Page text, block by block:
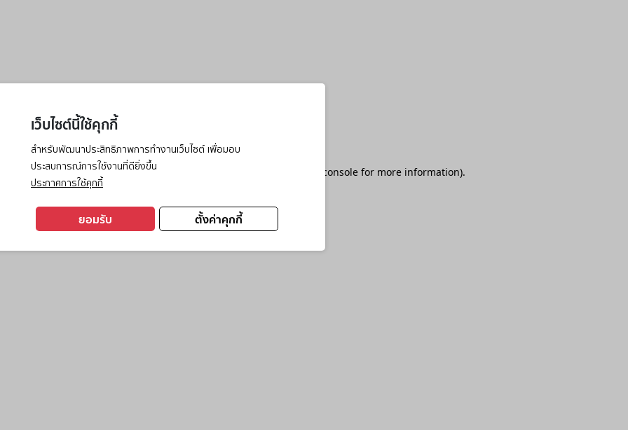
เว็บไซต์นี้ใช้คุกกี้
สำหรับพัฒนาประสิทธิภาพการทำงานเว็บไซต์ เพื่อมอบ
ประสบการณ์การใช้งานที่ดียิ่งขึ้น
ประกาศการใช้คุกกี้
ตั้งค่าคุกกี้
ยอมรับ
has occurred while loading browser console for more information).